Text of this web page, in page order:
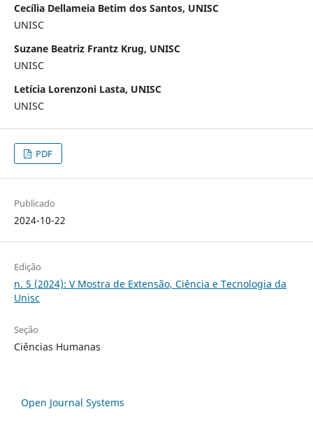
Cecília Dellameia Betim dos Santos, UNISC
UNISC
Suzane Beatriz Frantz Krug, UNISC
UNISC
Letícia Lorenzoni Lasta, UNISC
UNISC
PDF
Publicado
2024-10-22
Edição
n. 5 (2024): V Mostra de Extensão, Ciência e Tecnologia da
Unisc
Seção
Ciências Humanas
Open Journal Systems